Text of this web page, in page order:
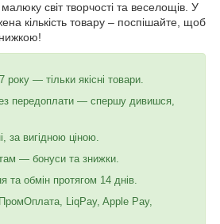
малюку світ творчості та веселощів. У
кількість товару – поспішайте, щоб
— тільки якісні товари.
передоплати — спершу дивишся,
за вигідною ціною.
— бонуси та знижки.
та обмін протягом 14 днів.
LiqPay, Apple Pay,